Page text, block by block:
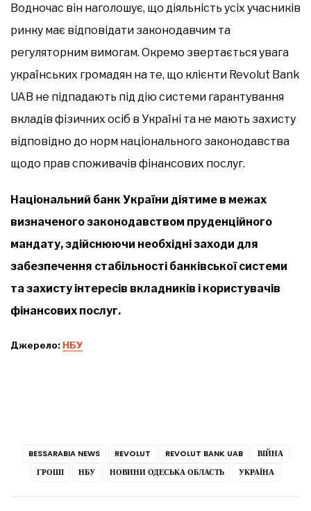
Водночас він наголошує, що діяльність усіх учасників
ринку має відповідати законодавчим та
регуляторним вимогам. Окремо звертається увага
українських громадян на те, що клієнти Revolut Bank
UAB не підпадають під дію системи гарантування
вкладів фізичних осіб в Україні та не мають захисту
відповідно до норм національного законодавства
щодо прав споживачів фінансових послуг.
Національний банк України діятиме в межах
визначеного законодавством пруденційного
мандату, здійснюючи необхідні заходи для
забезпечення стабільності банківської системи
та захисту інтересів вкладників і користувачів
фінансових послуг.
Джерело: НБУ
BESSARABIA NEWS REVOLUT REVOLUT BANK UAB
ВІЙНА
ГРОШІ
НБУ НОВИНИ ОДЕСЬКА ОБЛАСТЬ УКРАЇНА